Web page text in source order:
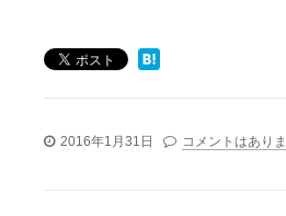
2016年1月31日 コメントはありま